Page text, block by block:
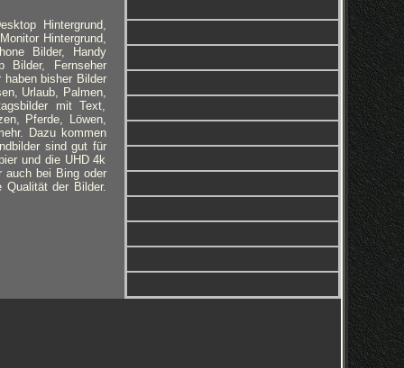
Hintergrund,
Hintergrund,
Bilder, Handy
Bilder, Fernseher
haben bisher Bilder
Urlaub, Palmen,
mit Text,
Pferde, Löwen,
Dazu kommen
sind gut für
und die UHD 4k
auch bei Bing oder
Qualität der Bilder.